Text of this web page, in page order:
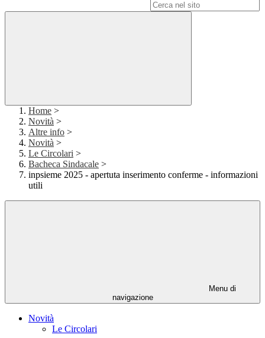
Home >
Novità >
Altre info >
Novità >
Le Circolari >
Bacheca Sindacale >
inpsieme 2025 - apertuta inserimento conferme - informazioni
utili
Menu di
navigazione
Novità
Le Circolari